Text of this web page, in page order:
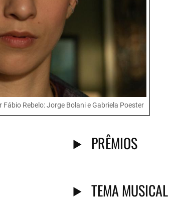
Fábio Rebelo: Jorge Bolani e Gabriela Poester
PRÊMIOS
TEMA MUSICAL